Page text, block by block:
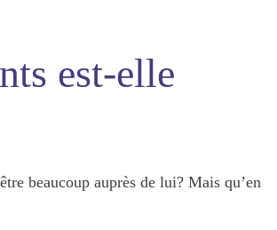
est-elle
beaucoup auprès de lui? Mais qu’en